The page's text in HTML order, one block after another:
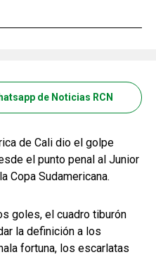
de Noticias RCN
de Cali dio el golpe
el punto penal al Junior
Copa Sudamericana.
goles, el cuadro tiburón
la definición a los
fortuna, los escarlatas